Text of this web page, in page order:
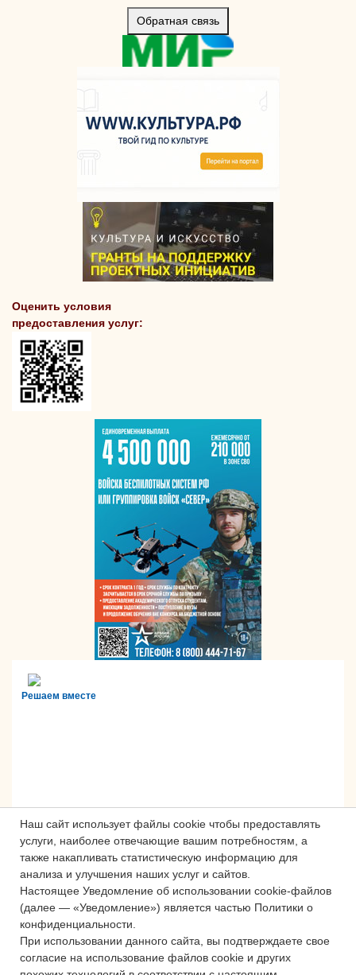
Наш сайт использует файлы cookie чтобы предоставлять
услуги, наиболее отвечающие вашим потребностям, а
также накапливать статистическую информацию для
анализа и улучшения наших услуг и сайтов.
Настоящее Уведомление об использовании cookie-файлов
(далее — «Уведомление») является частью Политики о
конфиденциальности.
При использовании данного сайта, вы подтверждаете свое
согласие на использование файлов cookie и других
Обратная связь
Оценить условия
предоставления услуг:
Решаем вместе
Сложности с получением «Пушкинской
карты» или приобретением билетов?
Знаете, как улучшить работу
учреждений культуры?